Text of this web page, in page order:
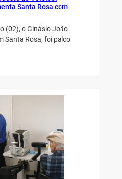
Santa Rosa com
(02), o Ginásio João
Santa Rosa, foi palco